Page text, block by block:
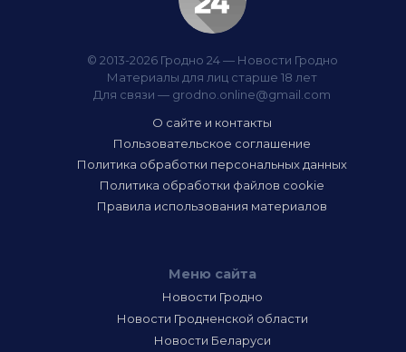
© 2013-2026 Гродно 24 — Новости Гродно
Материалы для лиц старше 18 лет
Для связи — grodno.online@gmail.com
О сайте и контакты
Пользовательское соглашение
Политика обработки персональных данных
Политика обработки файлов cookie
Правила использования материалов
Меню сайта
Новости Гродно
Новости Гродненской области
Новости Беларуси